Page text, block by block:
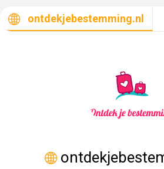
ontdekjebestemming.nl